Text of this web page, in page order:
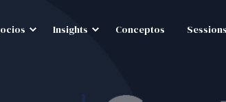
Insights Conceptos Sessions